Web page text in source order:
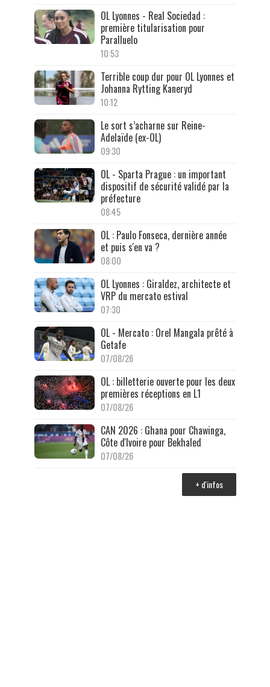
OL Lyonnes - Real Sociedad :
première titularisation pour
Paralluelo
10:53
Terrible coup dur pour OL Lyonnes et
Johanna Rytting Kaneryd
10:12
Le sort s’acharne sur Reine-
Adelaïde (ex-OL)
09:30
OL - Sparta Prague : un important
dispositif de sécurité validé par la
préfecture
08:45
OL : Paulo Fonseca, dernière année
et puis s'en va ?
08:00
OL Lyonnes : Giraldez, architecte et
VRP du mercato estival
07:30
OL - Mercato : Orel Mangala prêté à
Getafe
07/08/26
OL : billetterie ouverte pour les deux
premières réceptions en L1
07/08/26
CAN 2026 : Ghana pour Chawinga,
Côte d'Ivoire pour Bekhaled
07/08/26
+ d'infos